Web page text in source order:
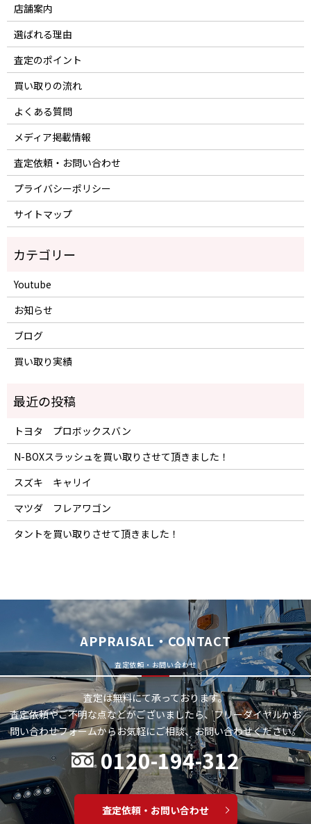
店舗案内
選ばれる理由
査定のポイント
買い取りの流れ
よくある質問
メディア掲載情報
査定依頼・お問い合わせ
プライバシーポリシー
サイトマップ
Youtube
お知らせ
ブログ
買い取り実績
トヨタ プロボックスバン
N-BOXスラッシュを買い取りさせて頂きました！
スズキ キャリイ
マツダ フレアワゴン
タントを買い取りさせて頂きました！
APPRAISAL・CONTACT
査定依頼・お問い合わせ
査定は無料にて承っております。
査定依頼やご不明な点などがございましたら、フリーダイヤルかお
問い合わせフォームからお気軽にご相談、お問い合わせください。
0120-194-312
査定依頼・お問い合わせ